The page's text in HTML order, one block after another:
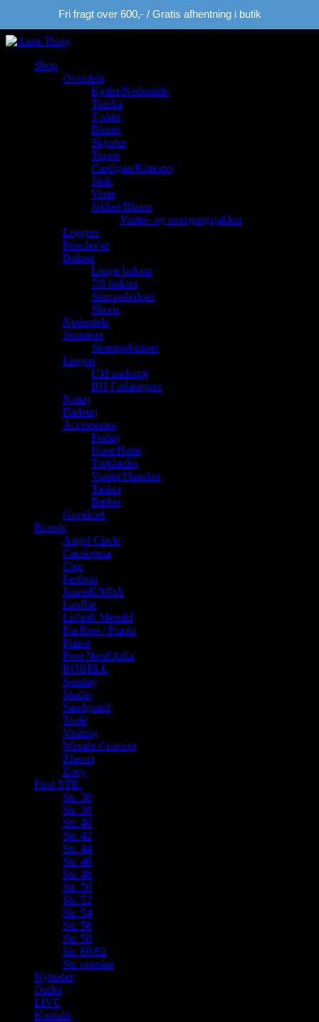
Fri fragt over 600,- / Gratis afhentning i butik
Shop
Overdele
Kjoler/Nederdele
Tunika
T-shirt
Bluser
Skjorter
Toppe
Cardigan/Kimono
Strik
Veste
Jakker/Blazer
Vinter- og overgangsjakker
Leggins
Poncho’er
Bukser
Lange bukser
7/8 bukser
Stumpebukser
Shorts
Nederdele
Strømper
Strømpebukser
Lingeri
Uld undertøj
BH Forlængere
Nattøj
Badetøj
Accessories
Fodtøj
Huer/Hatte
Tørklæder
Vanter/Hansker
Tasker
Bælter
Gavekort
Brands
Angel Circle
Cassiopeia
Ciso
Festival
JanneK/MbA
LauRie
Lisbeth Merrild
Pia Ries / Pianta
Plaisir
Pont Neuf/Adia
ROBELL
Sunday
Studio
Sandgaard
Trofé
Vanting
Wasabi Concept
Zhenzi
Zoey
Find STR.
Str. 36
Str. 38
Str. 40
Str. 42
Str. 44
Str. 46
Str. 48
Str. 50
Str. 52
Str. 54
Str. 56
Str. 58
Str. 60/62
Str. onesize
Nyheder
Outlet
LIVE
Kontakt